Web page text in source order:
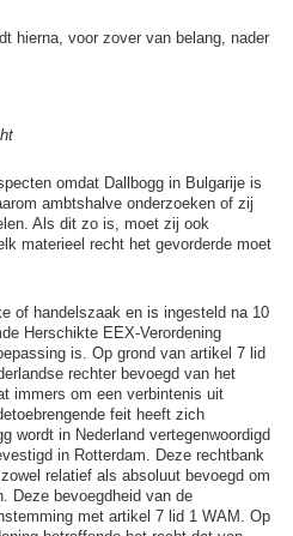
hierna, voor zover van belang, nader
omdat Dallbogg in Bulgarije is
ambtshalve onderzoeken of zij
Als dit zo is, moet zij ook
materieel recht het gevorderde moet
of handelszaak en is ingesteld na 10
Herschikte EEX-Verordening
is. Op grond van artikel 7 lid
rechter bevoegd van het
immers om een verbintenis uit
feit heeft zich
wordt in Nederland vertegenwoordigd
in Rotterdam. Deze rechtbank
relatief als absoluut bevoegd om
Deze bevoegdheid van de
met artikel 7 lid 1 WAM. Op